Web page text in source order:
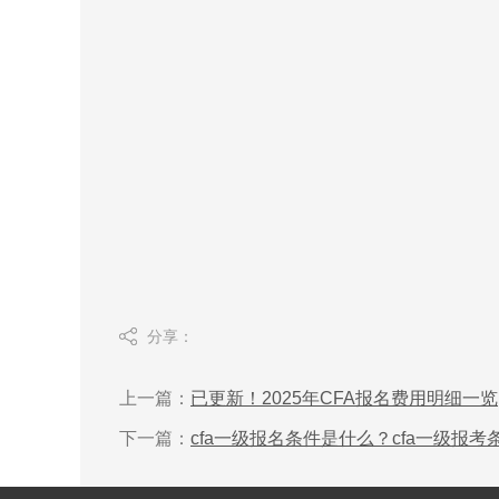
分享：
上一篇： 已更新！2025年CFA报名费用明细一览
下一篇： cfa一级报名条件是什么？cfa一级报考